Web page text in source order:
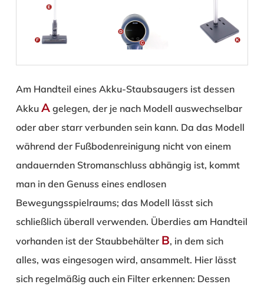
Am Handteil eines Akku-Staubsaugers ist dessen
Akku Agelegen, der je nach Modell auswechselbar
oder aber starr verbunden sein kann. Da das Modell
während der Fußbodenreinigung nicht von einem
andauernden Stromanschluss abhängig ist, kommt
man in den Genuss eines endlosen
Bewegungsspielraums; das Modell lässt sich
schließlich überall verwenden. Überdies am Handteil
vorhanden ist der Staubbehälter B, in dem sich
alles, was eingesogen wird, ansammelt. Hier lässt
sich regelmäßig auch ein Filter erkennen: Dessen